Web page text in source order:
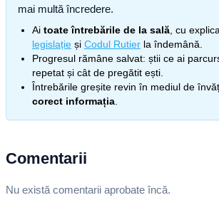
mai multă încredere.
Ai toate întrebările de la sală , cu
legislație și Codul Rutier la îndemână.
Progresul rămâne salvat: știi ce ai
repetat și cât de pregătit ești.
Întrebările greșite revin în mediul de
corect informația
Comentarii
Nu există comentarii aprobate încă.